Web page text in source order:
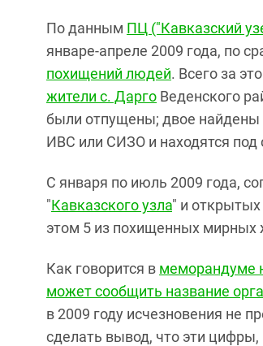
По данным ПЦ ("Кавказский
январе-апреле 2009 года, по
похищений людей. Всего за
жители с. Дарго Веденского
были отпущены; двое найдены
ИВС или СИЗО и находятся под
С января по июль 2009 года,
"Кавказского узла" и открытых
этом 5 из похищенных
Как говорится в меморандуме
может сообщить название
в 2009 году исчезновения не
сделать вывод, что эти